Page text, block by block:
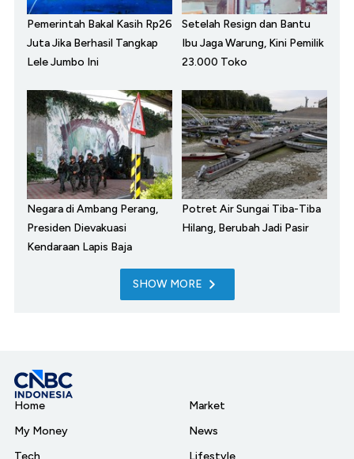
Pemerintah Bakal Kasih Rp26
Juta Jika Berhasil Tangkap
Lele Jumbo Ini
Setelah Resign dan Bantu
Ibu Jaga Warung, Kini Pemilik
23.000 Toko
Negara di Ambang Perang,
Presiden Dievakuasi
Kendaraan Lapis Baja
Potret Air Sungai Tiba-Tiba
Hilang, Berubah Jadi Pasir
SHOW MORE
Home
My Money
Market
News